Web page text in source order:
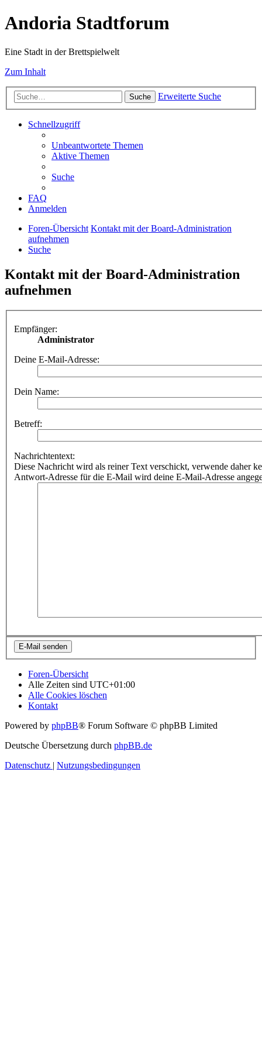
Andoria Stadtforum
Eine Stadt in der Brettspielwelt
Zum Inhalt
Suche Erweiterte Suche
Schnellzugriff
Unbeantwortete Themen
Aktive Themen
Suche
FAQ
Anmelden
Foren-Übersicht Kontakt mit der Board-Administration
aufnehmen
Suche
Kontakt mit der Board-Administration
aufnehmen
Empfänger:
Administrator
Deine E-Mail-Adresse:
Dein Name:
Betreff:
Nachrichtentext:
Diese Nachricht wird als reiner Text verschickt, verwende daher
Antwort-Adresse für die E-Mail wird deine E-Mail-Adresse
Foren-Übersicht
Alle Zeiten sind UTC+01:00
Alle Cookies löschen
Kontakt
Powered by phpBB® Forum Software © phpBB Limited
Deutsche Übersetzung durch phpBB.de
Datenschutz
Nutzungsbedingungen